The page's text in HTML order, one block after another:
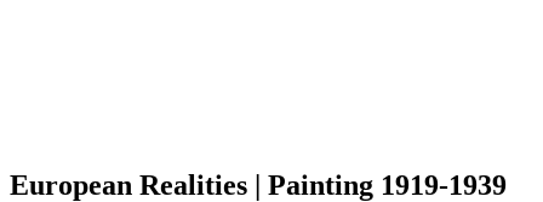
European Realities | Painting 1919-1939